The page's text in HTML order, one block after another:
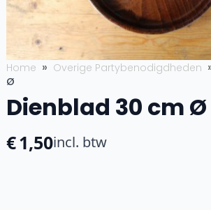
Home Overige Partybenodigdheden
Ø
Dienblad 30 cm Ø
€1,50incl. btw